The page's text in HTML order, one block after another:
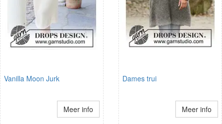
Vanilla Moon Jurk
Meer info
Dames trui
Meer info